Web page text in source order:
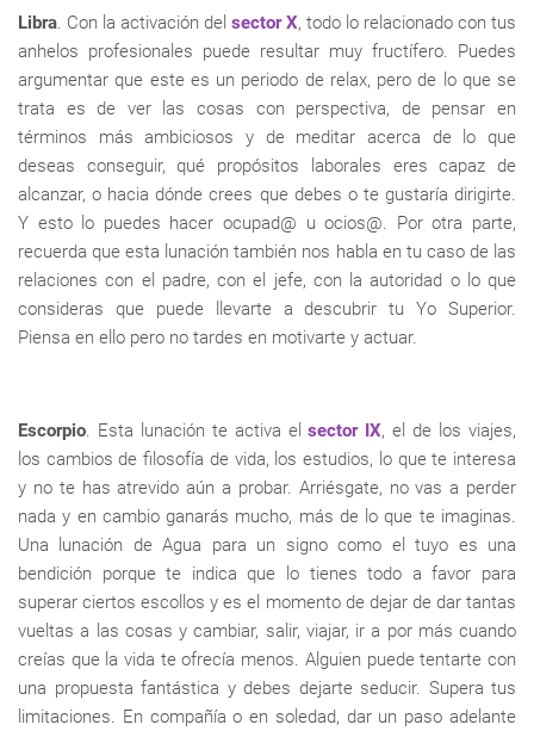
Libra. Con la activación del sector X, todo lo relacionado con tus
anhelos profesionales puede resultar muy fructífero. Puedes
argumentar que este es un periodo de relax, pero de lo que se
trata es de ver las cosas con perspectiva, de pensar en
términos más ambiciosos y de meditar acerca de lo que
deseas conseguir, qué propósitos laborales eres capaz de
alcanzar, o hacia dónde crees que debes o te gustaría dirigirte.
Y esto lo puedes hacer ocupad@ u ocios@. Por otra parte,
recuerda que esta lunación también nos habla en tu caso de las
relaciones con el padre, con el jefe, con la autoridad o lo que
consideras que puede llevarte a descubrir tu Yo Superior.
Piensa en ello pero no tardes en motivarte y actuar.
Escorpio. Esta lunación te activa elsector IX, el de los viajes,
los cambios de filosofía de vida, los estudios, lo que te interesa
y no te has atrevido aún a probar. Arriésgate, no vas a perder
nada y en cambio ganarás mucho, más de lo que te imaginas.
Una lunación de Agua para un signo como el tuyo es una
bendición porque te indica que lo tienes todo a favor para
superar ciertos escollos y es el momento de dejar de dar tantas
vueltas a las cosas y cambiar, salir, viajar, ir a por más cuando
creías que la vida te ofrecía menos. Alguien puede tentarte con
una propuesta fantástica y debes dejarte seducir. Supera tus
limitaciones. En compañía o en soledad, dar un paso adelante